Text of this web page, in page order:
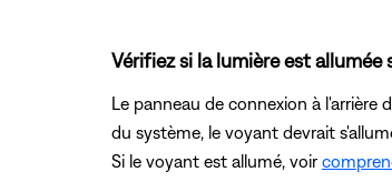
Vérifiez si la lumière est
Le panneau de connexion à
du système, le voyant devrait
Si le voyant est allumé, voir